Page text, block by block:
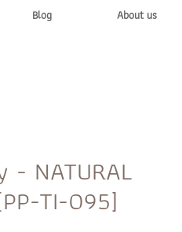
Blog About us
- NATURAL
TI-095]